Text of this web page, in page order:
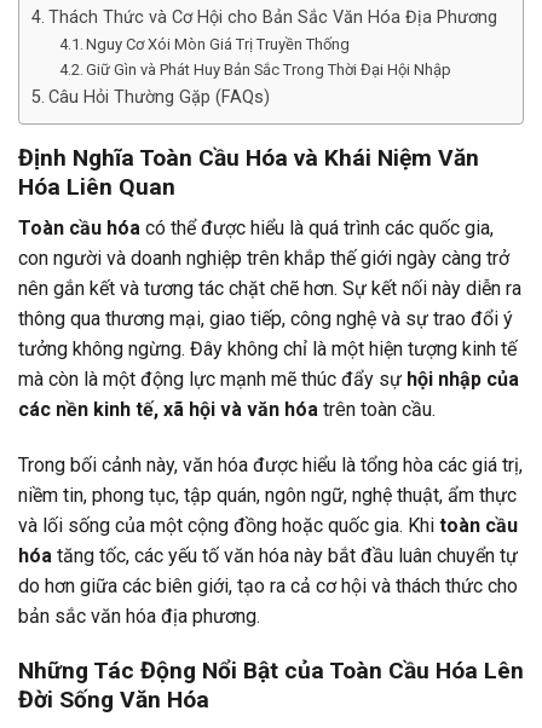
Thách Thức và Cơ Hội cho Bản Sắc Văn Hóa Địa Phương
Nguy Cơ Xói Mòn Giá Trị Truyền Thống
Giữ Gìn và Phát Huy Bản Sắc Trong Thời Đại Hội Nhập
Câu Hỏi Thường Gặp (FAQs)
Định Nghĩa Toàn Cầu Hóa và Khái Niệm Văn
Hóa Liên Quan
Toàn cầu hóa có thể được hiểu là quá trình các quốc gia,
con người và doanh nghiệp trên khắp thế giới ngày càng trở
nên gắn kết và tương tác chặt chẽ hơn. Sự kết nối này diễn ra
thông qua thương mại, giao tiếp, công nghệ và sự trao đổi ý
tưởng không ngừng. Đây không chỉ là một hiện tượng kinh tế
mà còn là một động lực mạnh mẽ thúc đẩy sự hội nhập của
các nền kinh tế, xã hội và văn hóa trên toàn cầu.
Trong bối cảnh này, văn hóa được hiểu là tổng hòa các giá trị,
niềm tin, phong tục, tập quán, ngôn ngữ, nghệ thuật, ẩm thực
và lối sống của một cộng đồng hoặc quốc gia. Khi toàn cầu
hóa tăng tốc, các yếu tố văn hóa này bắt đầu luân chuyển tự
do hơn giữa các biên giới, tạo ra cả cơ hội và thách thức cho
bản sắc văn hóa địa phương.
Những Tác Động Nổi Bật của Toàn Cầu Hóa Lên
Đời Sống Văn Hóa